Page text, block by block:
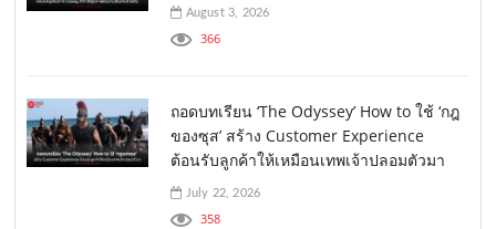
August 3, 2026
366
ถอดบทเรียน ‘The Odyssey’ How to ใช้ ‘กฎ
ของซุส’ สร้าง Customer Experience
ต้อนรับลูกค้าให้เหมือนเทพเจ้าปลอมตัวมา
July 22, 2026
358